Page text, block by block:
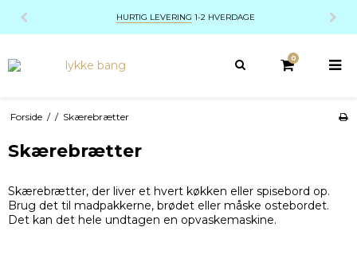
HURTIG LEVERING 1-2 HVERDAGE
0
Forside / / Skærebrætter
Skærebrætter
Skærebrætter, der liver et hvert køkken eller spisebord op.
Brug det til madpakkerne, brødet eller måske ostebordet.
Det kan det hele undtagen en opvaskemaskine.